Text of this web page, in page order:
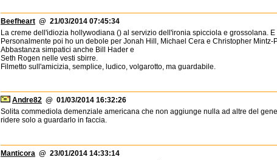
Beefheart @ 21/03/2014 07:45:34
La creme dell'idiozia hollywodiana () al servizio dell'ironia spicciola e grossolana.
Personalmente poi ho un debole per Jonah Hill, Michael Cera e Christopher Mintz-
Abbastanza simpatici anche Bill Hader e
Seth Rogen nelle vesti sbirre.
Filmetto sull'amicizia, semplice, ludico, volgarotto, ma guardabile.
Andre82 @ 01/03/2014 16:32:26
Solita commediola demenziale americana che non aggiunge nulla ad altre del
ridere solo a guardarlo in faccia.
Manticora @ 23/01/2014 14:33:14